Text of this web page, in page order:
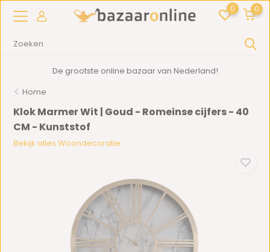
0 0
De grootste online bazaar van Nederland!
Home
Klok Marmer Wit | Goud - Romeinse cijfers - 40
CM - Kunststof
Bekijk alles Woondecoratie